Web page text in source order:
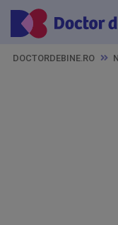
DOCTORDEBINE.RO